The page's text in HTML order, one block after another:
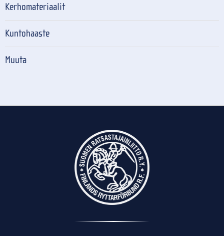
Kerhomateriaalit
Kuntohaaste
Muuta